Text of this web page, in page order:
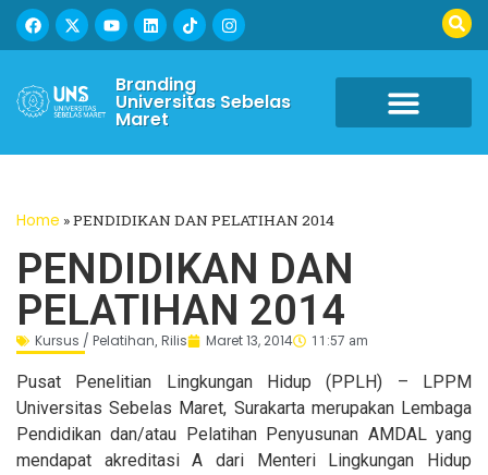
Branding
Universitas Sebelas
Maret
Home »PENDIDIKAN DAN PELATIHAN 2014
PENDIDIKAN DAN
PELATIHAN 2014
Kursus / Pelatihan, Rilis Maret 13, 2014 11:57 am
Pusat Penelitian Lingkungan Hidup (PPLH) – LPPM
Universitas Sebelas Maret, Surakarta merupakan Lembaga
Pendidikan dan/atau Pelatihan Penyusunan AMDAL yang
mendapat akreditasi A dari Menteri Lingkungan Hidup